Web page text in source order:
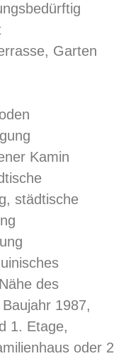
Garten
Kamin
städtische
des
1987,
1. Etage,
oder 2